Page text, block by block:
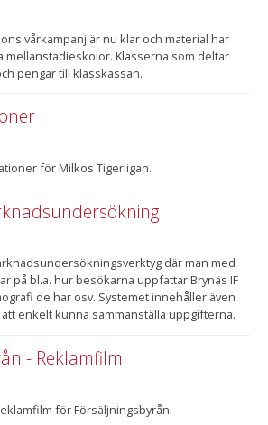
vårkampanj är nu klar och material har
mellanstadieskolor. Klasserna som deltar
pengar till klasskassan.
för Milkos Tigerligan.
där man med
på bl.a. hur besökarna uppfattar Brynäs IF
de har osv. Systemet innehåller även
enkelt kunna sammanställa uppgifterna.
- Reklamfilm
för Försäljningsbyrån.